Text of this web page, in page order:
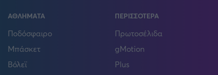
ΑΘΛΗΜΑΤΑ
Ποδόσφαιρο
Μπάσκετ
Βόλεϊ
ΠΕΡΙΣΣΟΤΕΡΑ
Πρωτοσέλιδα
gMotion
Plus